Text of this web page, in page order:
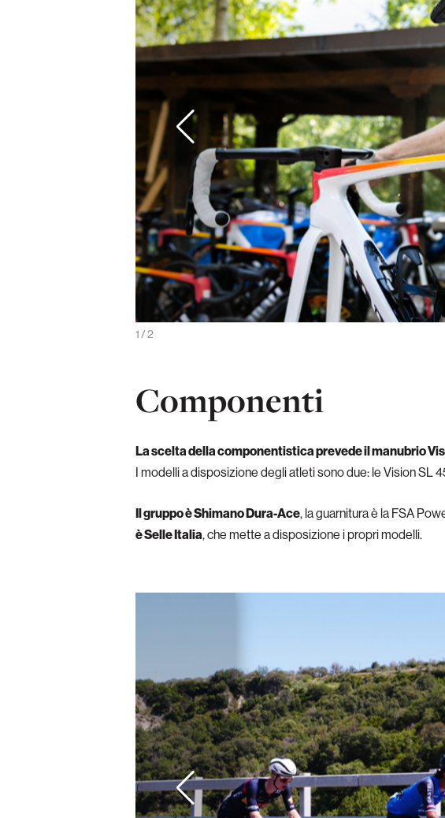
1/2
Componenti
La scelta della componentistica prevede il manubrio
I modelli a disposizione degli atleti sono due: le Vision SL
Il gruppo è Shimano Dura-Ace, la guarnitura è la FSA
è Selle Italia, che mette a disposizione i propri modelli.